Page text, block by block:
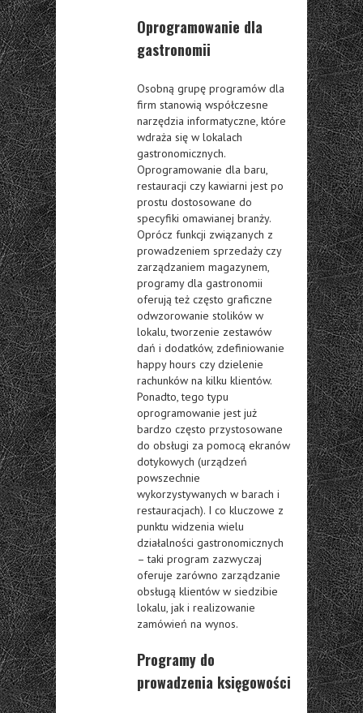
Oprogramowanie dla
gastronomii
Osobną grupę programów dla
firm stanowią współczesne
narzędzia informatyczne, które
wdraża się w lokalach
gastronomicznych.
Oprogramowanie dla baru,
restauracji czy kawiarni jest po
prostu dostosowane do
specyfiki omawianej branży.
Oprócz funkcji związanych z
prowadzeniem sprzedaży czy
zarządzaniem magazynem,
programy dla gastronomii
oferują też często graficzne
odwzorowanie stolików w
lokalu, tworzenie zestawów
dań i dodatków, zdefiniowanie
happy hours czy dzielenie
rachunków na kilku klientów.
Ponadto, tego typu
oprogramowanie jest już
bardzo często przystosowane
do obsługi za pomocą ekranów
dotykowych (urządzeń
powszechnie
wykorzystywanych w barach i
restauracjach). I co kluczowe z
punktu widzenia wielu
działalności gastronomicznych
– taki program zazwyczaj
oferuje zarówno zarządzanie
obsługą klientów w siedzibie
lokalu, jak i realizowanie
zamówień na wynos.
Programy do
prowadzenia księgowości